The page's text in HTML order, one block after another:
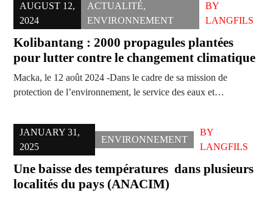
AUGUST 12,
2024
ACTUALITÉ,
ENVIRONNEMENT
BY
LANGFILS
Kolibantang : 2000 propagules plantées
pour lutter contre le changement climatique
Macka, le 12 août 2024 -Dans le cadre de sa mission de
protection de l’environnement, le service des eaux et…
JANUARY 31,
2025
ENVIRONNEMENT
BY
LANGFILS
Une baisse des températures dans plusieurs
localités du pays (ANACIM)